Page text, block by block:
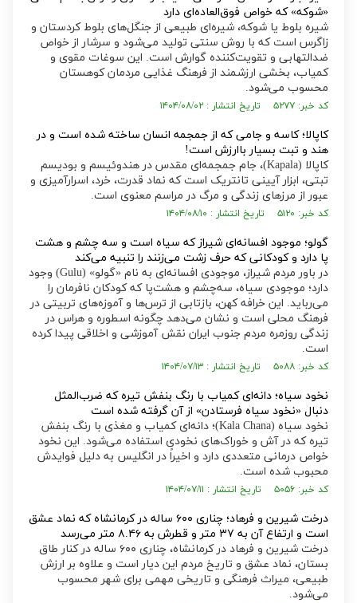
«شوکه» که خواص فوق‌العاده‌ای دارد
شیره بلوط یا شوکه، شیره‌ای طبیعی از جنگل‌های بلوط کردستان و
زاگرس است که با روش سنتی تولید می‌شود و سرشار از خواص
ضدالتهابی و تقویت‌کننده گوارش است. این سوغات مقوی و
کمیاب، بخشی ارزشمند از فرهنگ غذایی مردمان کوهستان
محسوب می‌شود.
کد خبر: ۵۲۷۷ تاریخ انتشار : ۱۴۰۴/۰۸/۰۲
کاپالا؛ کاسه و جامی که از جمجمه انسان ساخته شده است و در
هند و تبت بسیار باارزش است!
کاپالا (Kapala)، جام جمجمه‌ای مقدس در هندوئیسم و بودیسم
تبتی، ابزار آیینی تانتریک است که نماد قدرت، خرد، اسرارآمیزی و
عبور از مرز‌های زندگی و مرگ در مراسم معنوی است.
کد خبر: ۵۱۲۰ تاریخ انتشار : ۱۴۰۴/۰۸/۱۰
گولو؛ موجود افسانه‌ای شیراز که سیاه است و سه چشم و هشت
پا دارد و کودکانی که حرف زشت می‌زنند را تنبیه می‌کند
در باور مردم شیراز، موجودی افسانه‌ای به نام «گولو» (Gulu) وجود
دارد؛ موجودی سیاه، سه‌چشم و هشت‌پا که کودکان نافرمان را
می‌رباید. این خرافه کهن، بازتابی از ترس‌ها و آموزه‌های تربیتی در
فرهنگ محلی است و نشان می‌دهد چگونه اسطوره و هراس در
زندگی روزمره مردم جنوب ایران نقش آموزشی و اخلاقی پیدا کرده
است.
کد خبر: ۵۰۸۸ تاریخ انتشار : ۱۴۰۴/۰۷/۱۳
نخود سیاه؛ دانه‌ای کمیاب با رنگ بنفش تیره که ضرب‌المثل
دنبال «نخود سیاه فرستادن» از آن گرفته شده است
نخود سیاه (Kala Chana)؛ دانه‌ای کمیاب و مغذی با رنگ بنفش
تیره که در آش و خوراک‌های نخودی استفاده می‌شود. این نخود
خواص درمانی متعددی دارد و اخیراً در انگلیس به دلیل فوایدش
محبوب شده است.
کد خبر: ۵۰۵۶ تاریخ انتشار : ۱۴۰۴/۰۷/۱۱
درخت شیرین و فرهاد؛ چناری ۶۰۰ ساله در کرمانشاه که نماد عشق
است و ارتفاع آن به ۳۷ متر و قطرش به ۸.۴۶ متر می‌رسد
درخت شیرین و فرهاد در کرمانشاه، چناری ۶۰۰ ساله در کنار طاق
بستان، نماد عشق و تاریخ مردم این دیار است و علاوه بر ارزش
طبیعی، میراث فرهنگی و تاریخی مهمی برای شهر محسوب
می‌شود.